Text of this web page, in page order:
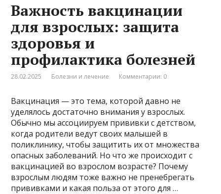
Важность вакцинации
для взрослых: защита
здоровья и
профилактика болезней
28.02.2025 Болезни и лечение Комментарии: 0
Вакцинация — это тема, которой давно не
уделялось достаточно внимания у взрослых.
Обычно мы ассоциируем прививки с детством,
когда родители ведут своих малышей в
поликлинику, чтобы защитить их от множества
опасных заболеваний. Но что же происходит с
вакцинацией во взрослом возрасте? Почему
взрослым людям тоже важно не пренебрегать
прививками и какая польза от этого для …